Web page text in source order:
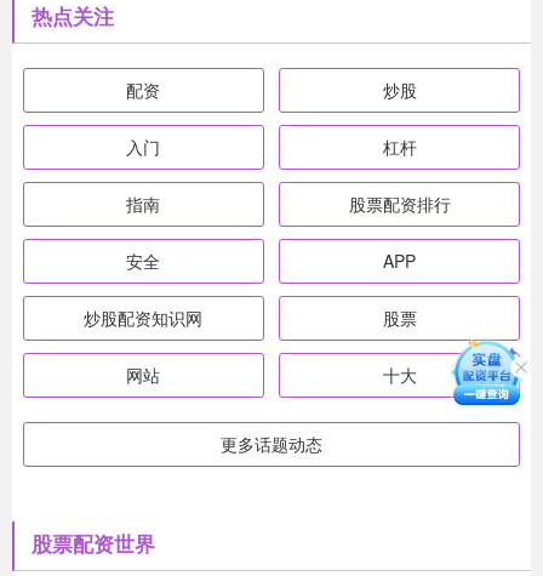
热点关注
配资 炒股
入门 杠杆
指南 股票配资排行
安全 APP
炒股配资知识网 股票
网站 十大
更多话题动态
股票配资世界